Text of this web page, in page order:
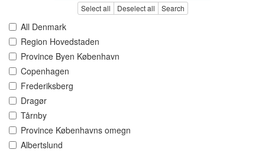
Select all Deselect all Search
All Denmark
Region Hovedstaden
Province Byen København
Copenhagen
Frederiksberg
Dragør
Tårnby
Province Københavns omegn
Albertslund